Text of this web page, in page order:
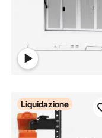
Liquidazione